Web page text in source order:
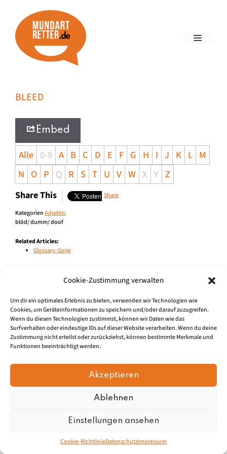
Cookie-Zustimmung verwalten
Um dir ein optimales Erlebnis zu bieten, verwenden wir Technologien wie
Cookies, um Geräteinformationen zu speichern und/oder darauf zuzugreifen.
Wenn du diesen Technologien zustimmst, können wir Daten wie das
Surfverhalten oder eindeutige IDs auf dieser Website verarbeiten. Wenn du deine
Zustimmung nicht erteilst oder zurückziehst, können bestimmte Merkmale und
Funktionen beeinträchtigt werden.
Akzeptieren
Ablehnen
Einstellungen ansehen
Cookie-RichtlinieDatenschutzImpressum
BLEED
Embed
Alle 0-9 A B C D E F G H I J K L M
N O P Q R S T U V W X Y Z
Share This Share
KategorienAdjektiv
blöd/ dumm/ doof
Related Articles:
Glossary: Goije
© 2026, Mundartretter.de